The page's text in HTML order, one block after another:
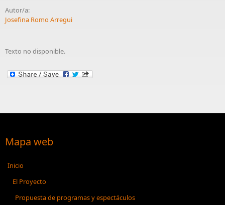
Autor/a:
Josefina Romo Arregui
Texto no disponible.
Mapa web
Inicio
El Proyecto
Propuesta de programas y espectáculos